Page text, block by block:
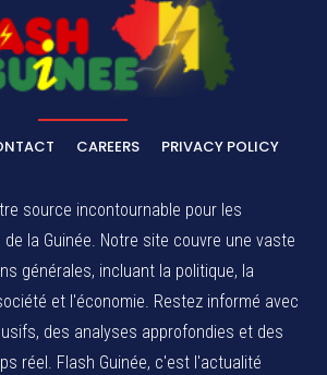
CAREERS PRIVACY POLICY
source incontournable pour les
la Guinée. Notre site couvre une vaste
générales, incluant la politique, la
et l'économie. Restez informé avec
des analyses approfondies et des
réel. Flash Guinée, c'est l'actualité